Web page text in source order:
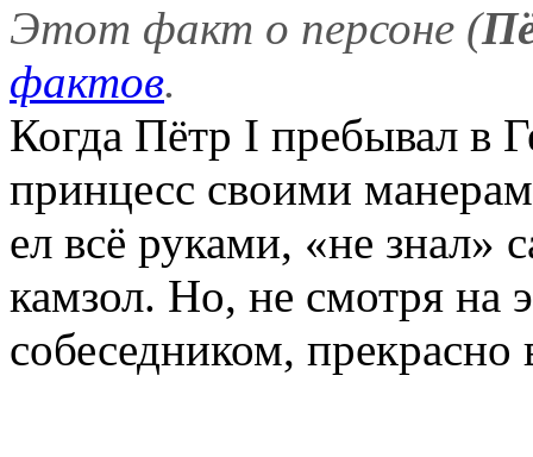
Этот факт о персоне (
фактов.
Когда Пётр I пребывал в
принцесс своими
ел всё руками, «не знал»
камзол. Но, не смотря на
собеседником,